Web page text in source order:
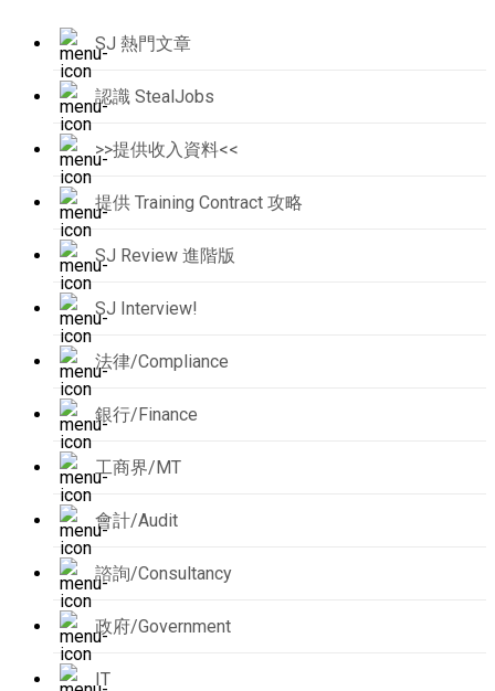
SJ 熱門文章
認識 StealJobs
>>提供收入資料<<
提供 Training Contract 攻略
SJ Review 進階版
SJ Interview!
法律/Compliance
銀行/Finance
工商界/MT
會計/Audit
諮詢/Consultancy
政府/Government
IT